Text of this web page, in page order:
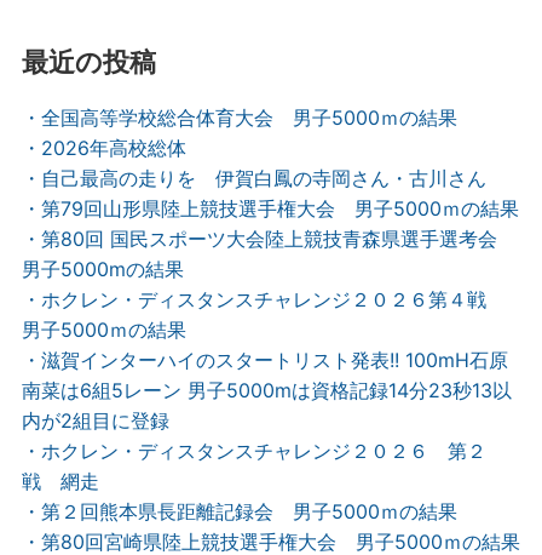
最近の投稿
・全国高等学校総合体育大会 男子5000ｍの結果
・2026年高校総体
・自己最高の走りを 伊賀白鳳の寺岡さん・古川さん
・第79回山形県陸上競技選手権大会 男子5000ｍの結果
・第80回 国民スポーツ大会陸上競技青森県選手選考会
男子5000mの結果
・ホクレン・ディスタンスチャレンジ２０２６第４戦
男子5000ｍの結果
・滋賀インターハイのスタートリスト発表!! 100mH石原
南菜は6組5レーン 男子5000mは資格記録14分23秒13以
内が2組目に登録
・ホクレン・ディスタンスチャレンジ２０２６ 第２
戦 網走
・第２回熊本県長距離記録会 男子5000ｍの結果
・第80回宮崎県陸上競技選手権大会 男子5000ｍの結果